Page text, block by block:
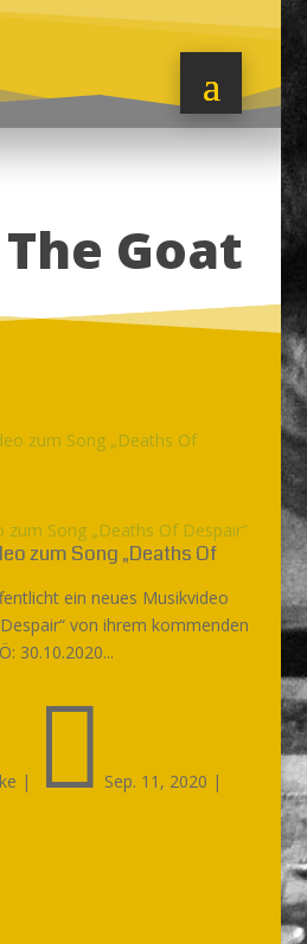
Goat
zum Song „Deaths Of Despair“
zum Song „Deaths Of
ein neues Musikvideo
von ihrem kommenden
30.10.2020...
|  Sep. 11, 2020 |